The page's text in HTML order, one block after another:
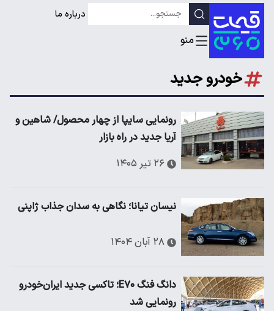
درباره ما
خودرو جدید
رونمایی سایپا از چهار محصول/ شاهین و
آریا جدید در راه بازار
۲۶ تیر ۱۴۰۵
نیسان تیانا؛ نگاهی به سدان جذاب ژاپنی
۲۸ آبان ۱۴۰۴
دانگ فنگ E۷۰؛ تاکسی جدید ایران‌خودرو
رونمایی شد